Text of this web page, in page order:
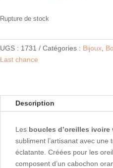
prix
initial
était :
85,00 €.
Rupture de stock
UGS : 1731 Catégories : Bijoux
Last chance
Description
Les boucles d’oreilles ivoire
subliment l’artisanat avec une
éclatante. Créées pour les
composent d’un cabochon